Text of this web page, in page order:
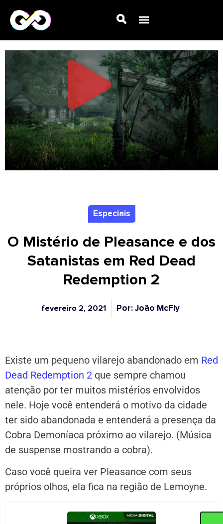
Especiais
O Mistério de Pleasance e dos
Satanistas em Red Dead
Redemption 2
fevereiro 2, 2021 Por: João McFly
Existe um pequeno vilarejo abandonado em Red
Dead Redemption 2 que sempre chamou
atenção por ter muitos mistérios envolvidos
nele. Hoje você entenderá o motivo da cidade
ter sido abandonada e entenderá a presença da
Cobra Demoníaca próximo ao vilarejo. (Música
de suspense mostrando a cobra).
Caso você queira ver Pleasance com seus
próprios olhos, ela fica na região de Lemoyne.